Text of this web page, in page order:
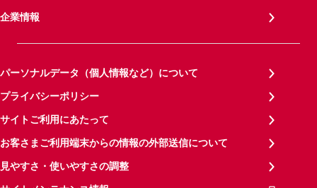
企業情報
パーソナルデータ（個人情報など）について
プライバシーポリシー
サイトご利用にあたって
お客さまご利用端末からの情報の外部送信について
見やすさ・使いやすさの調整